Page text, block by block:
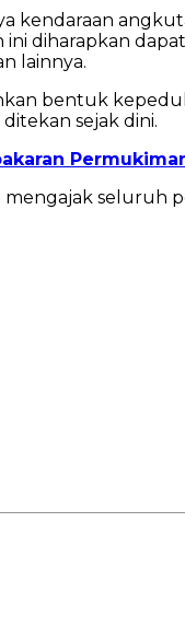
kendaraan
diharapkan
lainnya.
bentuk
sejak dini.
mengajak